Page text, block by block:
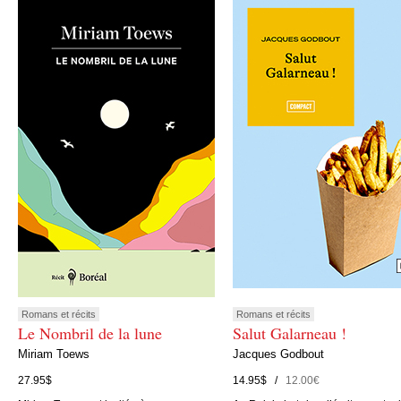
Romans et récits
Le Nombril de la lune
Miriam Toews
27.95$
Romans et récits
Salut Galarneau !
Jacques Godbout
14.95$ /12.00€